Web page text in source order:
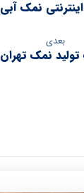
نمک آبی
بعدی
نمک تهران